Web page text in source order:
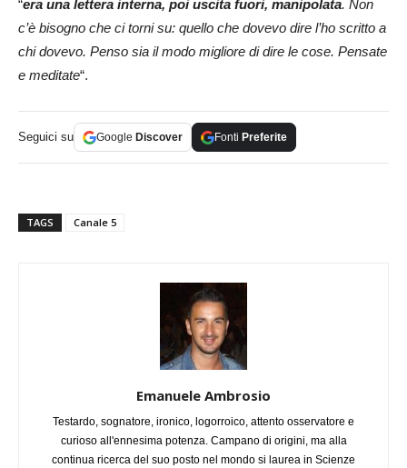
“era una lettera interna, poi uscita fuori, manipolata. Non
c’è bisogno che ci torni su: quello che dovevo dire l’ho scritto a
chi dovevo. Penso sia il modo migliore di dire le cose. Pensate
e meditate“.
Seguici su Google Discover Fonti Preferite
TAGS Canale 5
Emanuele Ambrosio
Testardo, sognatore, ironico, logorroico, attento osservatore e
curioso all'ennesima potenza. Campano di origini, ma alla
continua ricerca del suo posto nel mondo si laurea in Scienze